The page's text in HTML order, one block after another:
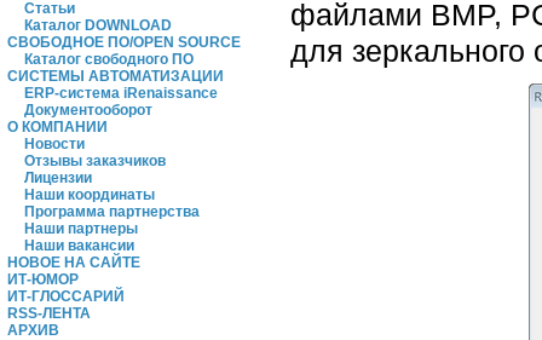
Статьи
Каталог DOWNLOAD
СВОБОДНОЕ ПО/OPEN SOURCE
Каталог свободного ПО
СИСТЕМЫ АВТОМАТИЗАЦИИ
ERP-система iRenaissance
Документооборот
О КОМПАНИИ
Новости
Отзывы заказчиков
Лицензии
Наши координаты
Программа партнерства
Наши партнеры
Наши вакансии
НОВОЕ НА САЙТЕ
ИТ-ЮМОР
ИТ-ГЛОССАРИЙ
RSS-ЛЕНТА
АРХИВ
файлами BMP,
для зеркального